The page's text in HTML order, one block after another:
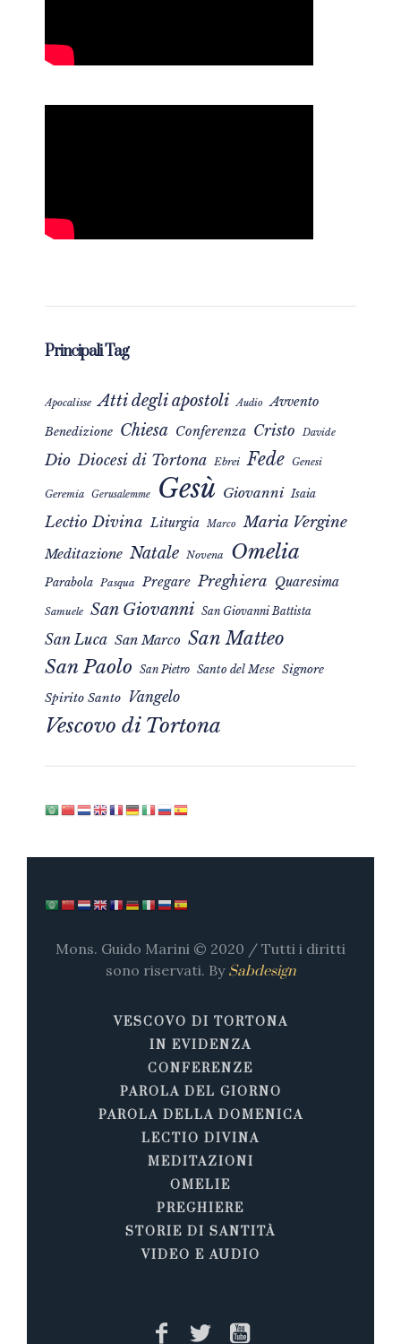
Principali Tag
Apocalisse Atti degli apostoli Audio Avvento
Benedizione Chiesa Conferenza Cristo Davide
Dio Diocesi di Tortona Ebrei Fede Genesi
Geremia Gerusalemme Gesù Giovanni Isaia
Lectio Divina Liturgia Marco Maria Vergine
Meditazione Natale Novena Omelia
Parabola Pasqua Pregare Preghiera Quaresima
Samuele San Giovanni San Giovanni Battista
San Luca San Marco San Matteo
San Paolo San Pietro Santo del Mese Signore
Spirito Santo Vangelo
Vescovo di Tortona
Mons. Guido Marini © 2020 / Tutti i diritti
sono riservati. By Sabdesign
VESCOVO DI TORTONA
IN EVIDENZA
CONFERENZE
PAROLA DEL GIORNO
PAROLA DELLA DOMENICA
LECTIO DIVINA
MEDITAZIONI
OMELIE
PREGHIERE
STORIE DI SANTITÀ
VIDEO E AUDIO